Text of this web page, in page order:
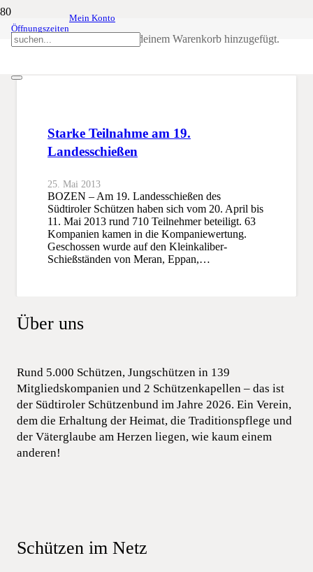
Öffnungszeiten
Mein Konto
wurde deinem Warenkorb hinzugefügt.
Kleinkaliber-Schießstände
Starke Teilnahme am 19.
Landesschießen
25. Mai 2013
BOZEN – Am 19. Landesschießen des
Südtiroler Schützen haben sich vom 20. April bis
11. Mai 2013 rund 710 Teilnehmer beteiligt. 63
Kompanien kamen in die Kompaniewertung.
Geschossen wurde auf den Kleinkaliber-
Schießständen von Meran, Eppan,…
Über uns
Rund 5.000 Schützen, Jungschützen in 139
Mitgliedskompanien und 2 Schützenkapellen – das ist
der Südtiroler Schützenbund im Jahre 2026. Ein Verein,
dem die Erhaltung der Heimat, die Traditionspflege und
der Väterglaube am Herzen liegen, wie kaum einem
anderen!
Schützen im Netz